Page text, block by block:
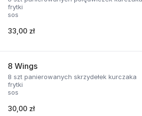
frytki
sos
33,00 zł
8 Wings
8 szt panierowanych skrzydełek kurczaka
frytki
sos
30,00 zł